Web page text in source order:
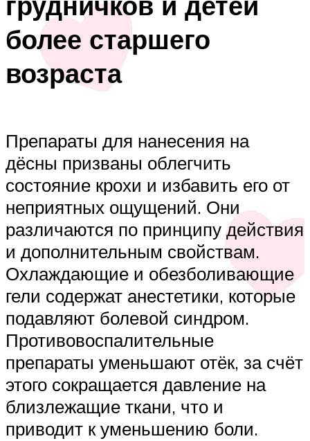
более старшего
возраста
Препараты для нанесения на
дёсны призваны облегчить
состояние крохи и избавить его от
неприятных ощущений. Они
различаются по принципу действия
и дополнительным свойствам.
Охлаждающие и обезболивающие
гели содержат анестетики, которые
подавляют болевой синдром.
Противовоспалительные
препараты уменьшают отёк, за счёт
этого сокращается давление на
близлежащие ткани, что и
приводит к уменьшению боли.